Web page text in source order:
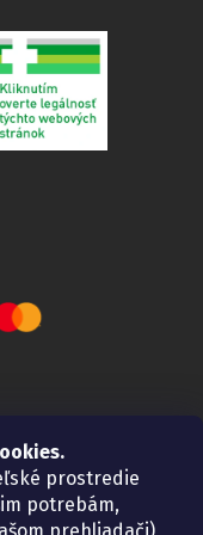
prostredie
potrebám,